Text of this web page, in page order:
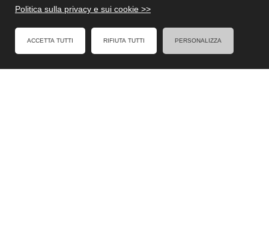
FACEBOOK
Formel - Al Servizio degli Enti Locali
Cookies Policy
Politica sulla privacy e sui cookie >>
ACCETTA TUTTI RIFIUTA TUTTI PERSONALIZZA